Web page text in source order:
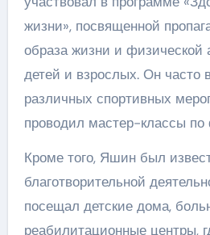
жизни», посвященной
образа жизни и физической
детей и взрослых. Он часто
различных спортивных
проводил мастер-классы по
Кроме того, Яшин был
благотворительной
посещал детские дома,
реабилитационные центры,